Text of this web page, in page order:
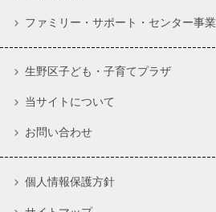
ファミリー・サポート・センター事業
生野区子ども・子育てプラザ
当サイトについて
お問い合わせ
個人情報保護方針